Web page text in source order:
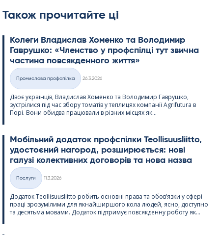
Також прочитайте ці
Колеги Владислав Хоменко та Володимир
Гаврушко: «Членство у профспілці тут звична
частина повсякденного життя»
Категорії
Промислова профспілка
26.3.2026
Двоє українців, Владислав Хоменко та Володимир Гаврушко,
зустрілися під час збору томатів у теплицях компанії Agri­fu­tura в
Порі. Вони обидва працювали в різних місцях як...
Мобільний додаток профспілки Teol­li­suus­liitto,
удостоєний нагород, розширюється: нові
галузі колективних договорів та нова назва
Категорії
Послуги
11.3.2026
Додаток Teol­li­suus­liitto робить основні права та обов’язки у сфері
праці зрозумілими для якнайширшого кола людей, ясно, доступно
та десятьма мовами. Додаток підтримує повсякденну роботу як...